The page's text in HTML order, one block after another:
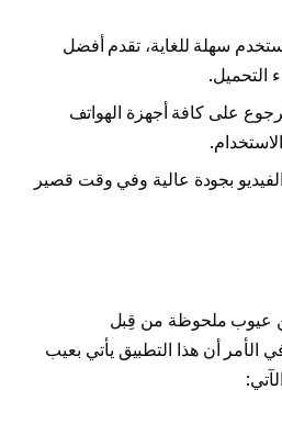
سهلة للغاية، تقدم أفضل
التحميل.
على كافة أجهزة الهواتف
بجودة عالية وفي وقت قصير
من عيوب ملحوظة من قِبل
الأمر أن هذا التطبيق يأتي بعيب